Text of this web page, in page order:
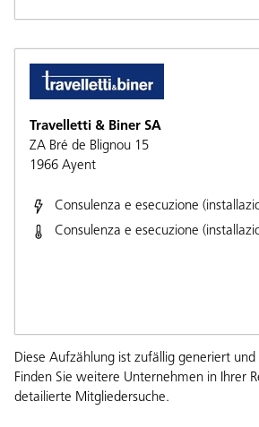
Travelletti & Biner SA
ZA Bré de Blignou 15
1966 Ayent
Consulenza e esecuzione
Consulenza e esecuzione
Diese Aufzählung ist zufällig generiert und
Finden Sie weitere Unternehmen in Ihrer
detailierte Mitgliedersuche.